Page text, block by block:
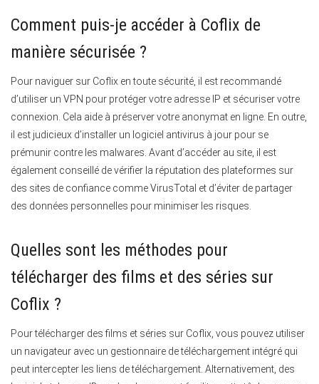
Comment puis-je accéder à Coflix de
manière sécurisée ?
Pour naviguer sur Coflix en toute sécurité, il est recommandé
d’utiliser un VPN pour protéger votre adresse IP et sécuriser votre
connexion. Cela aide à préserver votre anonymat en ligne. En outre,
il est judicieux d’installer un logiciel antivirus à jour pour se
prémunir contre les malwares. Avant d’accéder au site, il est
également conseillé de vérifier la réputation des plateformes sur
des sites de confiance comme VirusTotal et d’éviter de partager
des données personnelles pour minimiser les risques.
Quelles sont les méthodes pour
télécharger des films et des séries sur
Coflix ?
Pour télécharger des films et séries sur Coflix, vous pouvez utiliser
un navigateur avec un gestionnaire de téléchargement intégré qui
peut intercepter les liens de téléchargement. Alternativement, des